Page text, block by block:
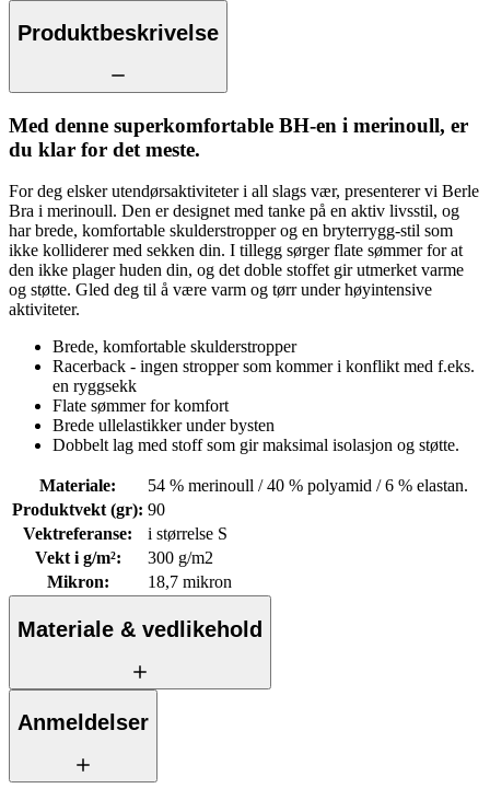
Produktbeskrivelse
Med denne superkomfortable BH-en i merinoull, er
du klar for det meste.
For deg elsker utendørsaktiviteter i all slags vær, presenterer vi Berle
Bra i merinoull. Den er designet med tanke på en aktiv livsstil, og
har brede, komfortable skulderstropper og en bryterrygg-stil som
ikke kolliderer med sekken din. I tillegg sørger flate sømmer for at
den ikke plager huden din, og det doble stoffet gir utmerket varme
og støtte. Gled deg til å være varm og tørr under høyintensive
aktiviteter.
Brede, komfortable skulderstropper
Racerback - ingen stropper som kommer i konflikt med f.eks.
en ryggsekk
Flate sømmer for komfort
Brede ullelastikker under bysten
Dobbelt lag med stoff som gir maksimal isolasjon og støtte.
Materiale:
54 % merinoull / 40 % polyamid / 6 % elastan.
Produktvekt (gr): 90
Vektreferanse:
i størrelse S
Vekt i g/m²:
300 g/m2
Mikron: 18,7 mikron
Materiale & vedlikehold
Anmeldelser